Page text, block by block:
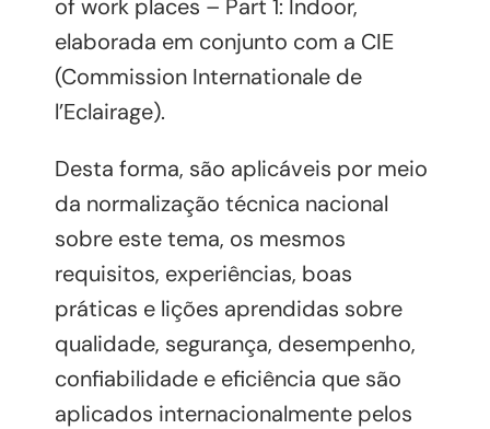
of work places – Part 1: Indoor,
elaborada em conjunto com a CIE
(Commission Internationale de
l’Eclairage).
Desta forma, são aplicáveis por meio
da normalização técnica nacional
sobre este tema, os mesmos
requisitos, experiências, boas
práticas e lições aprendidas sobre
qualidade, segurança, desempenho,
confiabilidade e eficiência que são
aplicados internacionalmente pelos